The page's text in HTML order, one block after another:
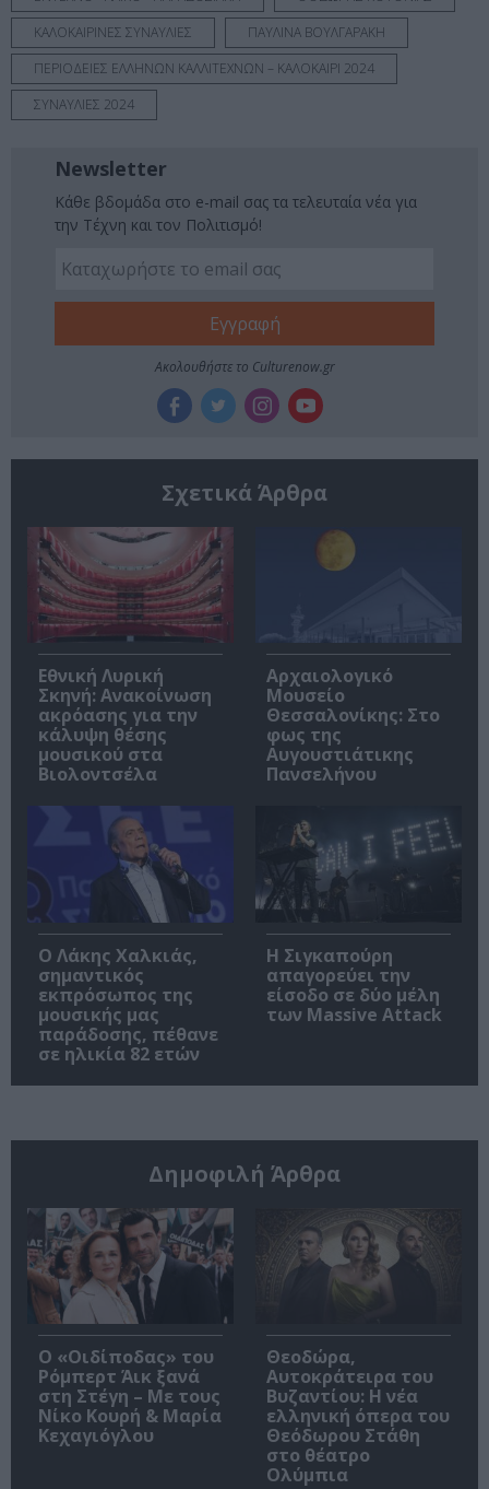
ΚΑΛΟΚΑΙΡΙΝΕΣ ΣΥΝΑΥΛΙΕΣ
ΠΑΥΛΙΝΑ ΒΟΥΛΓΑΡΑΚΗ
ΠΕΡΙΟΔΕΙΕΣ ΕΛΛΗΝΩΝ ΚΑΛΛΙΤΕΧΝΩΝ – ΚΑΛΟΚΑΙΡΙ 2024
ΣΥΝΑΥΛΙΕΣ 2024
Newsletter
Κάθε βδομάδα στο e-mail σας τα τελευταία νέα για
την Τέχνη και τον Πολιτισμό!
Ακολουθήστε το Culturenow.gr
Σχετικά Άρθρα
Εθνική Λυρική
Σκηνή: Ανακοίνωση
ακρόασης για την
κάλυψη θέσης
μουσικού στα
Βιολοντσέλα
Αρχαιολογικό
Μουσείο
Θεσσαλονίκης: Στο
φως της
Αυγουστιάτικης
Πανσελήνου
Ο Λάκης Χαλκιάς,
σημαντικός
εκπρόσωπος της
μουσικής μας
παράδοσης, πέθανε
σε ηλικία 82 ετών
Η Σιγκαπούρη
απαγορεύει την
είσοδο σε δύο μέλη
των Massive Attack
Δημοφιλή Άρθρα
O «Οιδίποδας» του
Ρόμπερτ Άικ ξανά
στη Στέγη – Με τους
Νίκο Κουρή & Μαρία
Κεχαγιόγλου
Θεοδώρα,
Αυτοκράτειρα του
Βυζαντίου: Η νέα
ελληνική όπερα του
Θεόδωρου Στάθη
στο θέατρο
Ολύμπια